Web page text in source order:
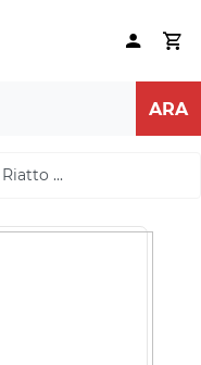
...